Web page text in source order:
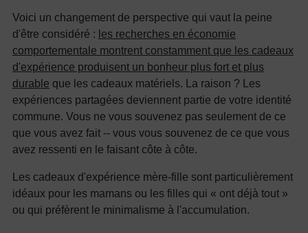
Voici un changement de perspective qui vaut la peine
d'être considéré : les recherches en économie
comportementale montrent constamment que les cadeaux
d'expérience produisent un bonheur plus fort et plus
durable que les cadeaux matériels. La raison ? Les
expériences partagées deviennent partie de votre identité
commune. Vous ne vous souvenez pas seulement de ce
que vous avez fait -- vous vous souvenez de ce que vous
avez ressenti en le faisant côte à côte.
Les cadeaux d'expérience mère-fille sont particulièrement
idéaux pour les mamans ou les filles qui « ont déjà tout »
ou qui préfèrent le minimalisme à l'accumulation.